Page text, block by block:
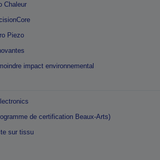
Chaleur
Piezo
impact environnemental
de certification Beaux-Arts)
sur tissu